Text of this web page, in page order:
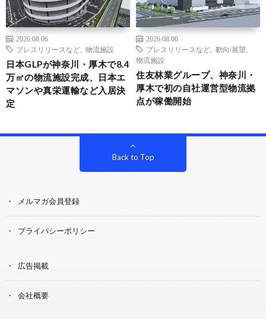
2026.08.06
プレスリリースなど
物流施設
日本GLPが神奈川・厚木で8.4
万㎡の物流施設完成、日本エ
マソンや真栄運輸など入居決
定
2026.08.06
プレスリリースなど
動向/展望
物流施設
住友林業グループ、神奈川・
厚木で初の自社運営型物流拠
点が稼働開始
Back to Top
メルマガ会員登録
プライバシーポリシー
広告掲載
会社概要